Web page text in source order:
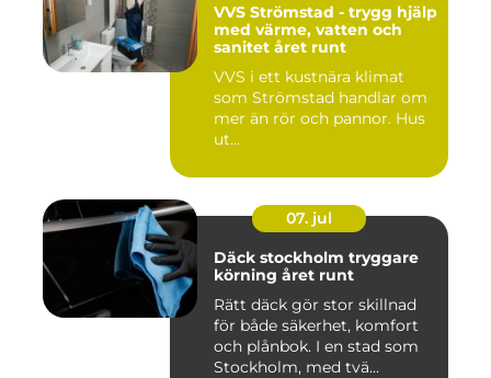
VVS Strömstad - trygg hjälp
med värme, vatten och
sanitet året runt
VVS i ett kustnära klimat
som Strömstad handlar om
mer än rör och pannor. Hus
ut...
07. jul
Däck stockholm tryggare
körning året runt
Rätt däck gör stor skillnad
för både säkerhet, komfort
och plånbok. I en stad som
Stockholm, med tvä...